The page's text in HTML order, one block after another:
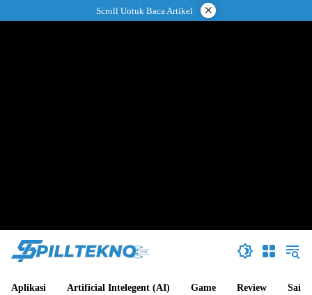
ke
Scroll Untuk Baca Artikel ×
Aplikasi Artificial Intelegent (AI) Game Review Sains